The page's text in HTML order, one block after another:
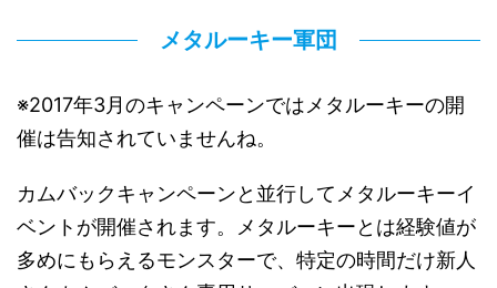
メタルーキー軍団
※2017年3月のキャンペーンではメタルーキーの開
催は告知されていませんね。
カムバックキャンペーンと並行してメタルーキーイ
ベントが開催されます。メタルーキーとは経験値が
多めにもらえるモンスターで、特定の時間だけ新人